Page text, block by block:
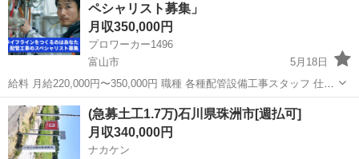
ペシャリスト募集」
月収350,000円
プロワーカー1496
富山市
5月18日
給料 月給220,000円〜350,000円 職種 各種配管設備工事スタッフ 仕事
内容 工場や企業等のＬＰガスプラントの設計・施工が主なお仕事にな
ります。 また、それに伴う各種配管設備工事もお願いします。...
富山 富山市 その他 未経験
(急募土工1.7万)石川県珠洲市[週払可]
月収340,000円
ナカケン